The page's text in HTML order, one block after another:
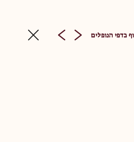
בדפי הנופלים